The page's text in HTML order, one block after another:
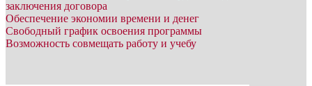
заключения договора
Обеспечение экономии времени и денег
Свободный график освоения программы
Возможность совмещать работу и учебу